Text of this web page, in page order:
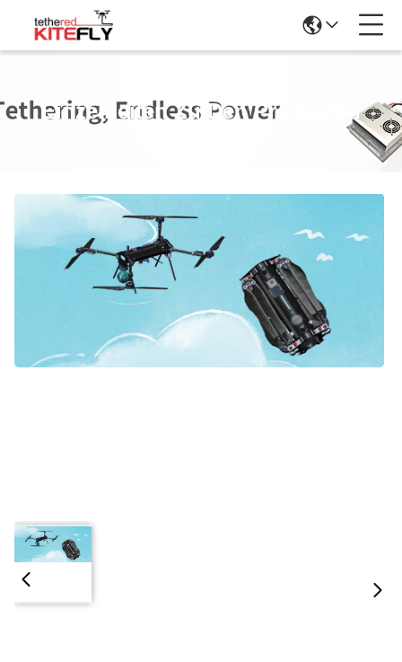
Einzelheiten Zu Den Produkten